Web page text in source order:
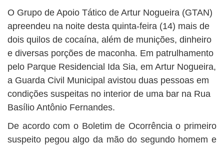
O Grupo de Apoio Tático de Artur Nogueira (GTAN)
apreendeu na noite desta quinta-feira (14) mais de
dois quilos de cocaína, além de munições, dinheiro
e diversas porções de maconha. Em patrulhamento
pelo Parque Residencial Ida Sia, em Artur Nogueira,
a Guarda Civil Municipal avistou duas pessoas em
condições suspeitas no interior de uma bar na Rua
Basílio Antônio Fernandes.
De acordo com o Boletim de Ocorrência o primeiro
suspeito pegou algo da mão do segundo homem e